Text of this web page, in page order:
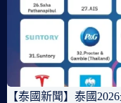
【泰國新聞】泰國